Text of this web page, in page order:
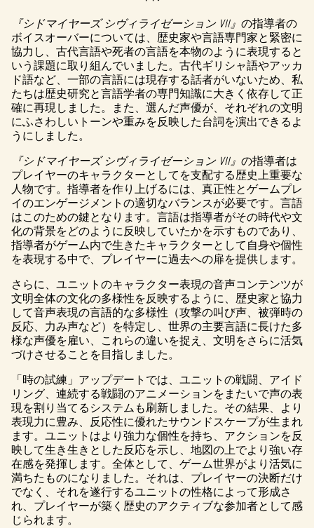
『シドマイヤーズ シヴィライゼーション VII』 の指導者の
ボイスオーバーについては、歴史家や言語専門家と緊密に
協力し、古代言語や死者の言語を本物のように表現すると
いう課題に取り組んでいました。古代ギリシャ語やアッカ
ド語など、一部の言語には現存する話者がいないため、私
たちは歴史研究と言語学者の専門知識に大きく依存して正
確に再現しました。また、選んだ声優が、それぞれの文明
にふさわしいトーンや重みを反映した台詞を演出できるよ
うにしました。
『シドマイヤーズ シヴィライゼーション VII』 の指導者は
プレイヤーのキャラクターとしてを支配する歴史上重要な
人物です。指導者を作り上げるには、真正性とゲームプレ
イのエンゲージメントの適切なバランスが必要です。言語
はこのための鍵となります。言語は指導者がその時代や文
化の背景をどのように反映していたかを示すものであり、
指導者がゲーム内で生きたキャラクターとして自身や個性
を表現する中で、プレイヤーに過去への扉を提供します。
さらに、ユニットのキャラクター表現の音声コンテンツが
文明全体の文化の多様性を反映するように、歴史家と協力
して音声表現の言語的な多様性（攻撃の叫び声、被弾時の
反応、力み声など）を特定し、世界の主要言語に長けた多
様な声優を雇い、これらの違いを捉え、文明をさらに活気
づけさせることを目指しました。
「時の試練」アップデートでは、ユニットの戦闘、アイド
リング、連続する戦闘のアニメーションをまたいで声の表
現を割り当てるシステムも刷新しました。その結果、より
表現力に豊み、反応性に優れたサウンドスケープが生まれ
ます。ユニットはより強力な個性を持ち、アクションを反
映して生き生きとした反応を示し、地図の上でより強い存
在感を発揮します。全体として、ゲーム世界がより活気に
満ちたものになりました。それは、プレイヤーの決断だけ
でなく、それを遂行するユニットの性格によって形成さ
れ、プレイヤーが築く歴史のアクティブな参加者として感
じられます。